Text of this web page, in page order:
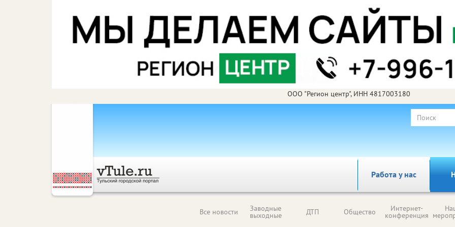
ООО "Регион центр", ИНН 4817003180
Работа у нас
Все новости Заводные
выходные ДТП Общество Интернет-
конференция